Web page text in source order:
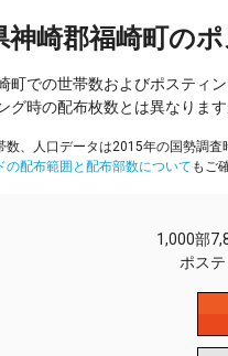
神崎郡福崎町の
町での世帯数およびポスティン
グ時の配布枚数とは異なりま
、人口データは2015年の国勢調査
の配布範囲と配布部数について もご
1,000部
ポス